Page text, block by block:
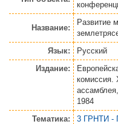
Название:
Развитие
Язык:
Русский
Издание:
комиссия.
1984
Тематика:
3 ГРНТИ -